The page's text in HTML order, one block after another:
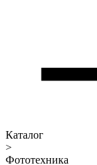
Каталог
>
Фототехника